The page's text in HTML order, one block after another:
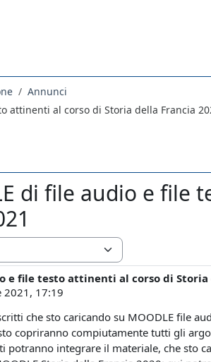
Annunci
attinenti al corso di Storia della Francia
di file audio e file
e file testo attinenti al corso di Storia
2021, 17:19
che sto caricando su MOODLE file
copriranno compiutamente tutti gli
potranno integrare il materiale, che sto